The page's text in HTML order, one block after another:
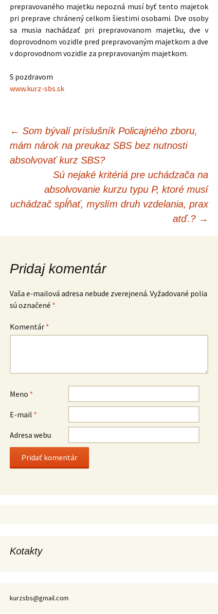
prepravovaného majetku nepozná musí byť tento majetok
pri preprave chránený celkom šiestimi osobami. Dve osoby
sa musia nachádzať pri prepravovanom majetku, dve v
doprovodnom vozidle pred prepravovaným majetkom a dve
v doprovodnom vozidle za prepravovaným majetkom.
S pozdravom
www.kurz-sbs.sk
Navigácia
článkami
← Som bývalí príslušník Policajného zboru,
mám nárok na preukaz SBS bez nutnosti
absolvovať kurz SBS?
Sú nejaké kritériá pre uchádzača na
absolvovanie kurzu typu P, ktoré musí
uchádzač spĺňať, myslím druh vzdelania, prax
atď.? →
Pridaj komentár
Vaša e-mailová adresa nebude zverejnená. Vyžadované polia
sú označené *
Komentár *
Meno *
E-mail *
Adresa webu
Kotakty
kurzsbs@gmail.com